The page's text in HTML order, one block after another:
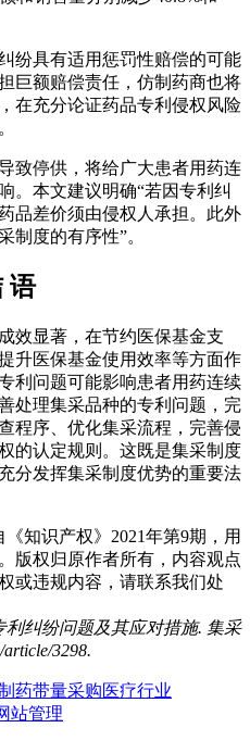
纷具有适用惩罚性赔偿的可能
巨额赔偿责任，仿制药商也将
在充分论证药品专利侵权风险
致停供，将给广大患者用药连
。本文建议明确“若因专利纠
品差价须由侵权人承担。此外
制度的有序性”。
语
效显著，在节约医保基金支
升医保基金使用效率等方面作
利问题可能影响患者用药连续
处理集采品种的专利问题，完
程序、优化集采流程，完善侵
的认定规则。这既是集采制度
分发挥集采制度优势的重要法
《知识产权》2021年第9期 ，用
版权归原作者所有，内容观点
或违规内容，请联系我们处
利纠纷问题及其应对措施. 集采
article/3298.
药带量采购医疗行业
站管理